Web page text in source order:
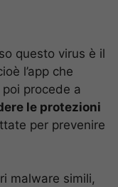
questo virus è il
l’app che
procede a
le protezioni
per prevenire
malware simili,